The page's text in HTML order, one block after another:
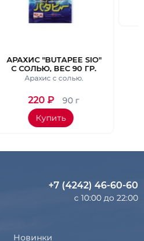
SIO"
ГР.
КОНФЕТЫ
ШОКОЛАДНЫЕ
BOURBON MINI BIT
5 видов шоколада.
420
+7 (4242) 46-60-60
с 10:00 до 22:00
Новинки